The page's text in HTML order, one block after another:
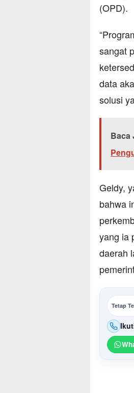
(OPD).
sangat
data
solusi
Baca
Geldy,
bahwa
yang ia
daerah
Tetap